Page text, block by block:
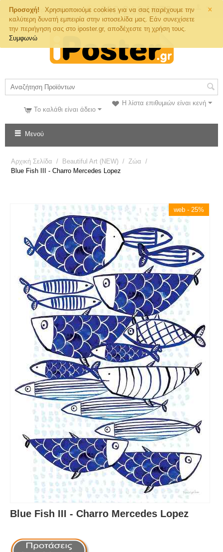
×
Προσοχή!
Χρησιμοποιούμε cookies για να σας παρέχουμε την
καλύτερη δυνατή εμπειρία στην ιστοσελίδα μας. Εάν συνεχίσετε
την περιήγηση σας στο iposter.gr, αποδέχεστε τη χρήση τους.
Συμφωνώ
Τηλ. Παραγγελιών
Η λίστα επιθυμιών είναι κενή
Το καλάθι είναι άδειο
Μενού
Αρχική Σελίδα / Beautiful Art (NEW) / Ζώα /
Blue Fish III - Charro Mercedes Lopez
web - 25%
Blue Fish III - Charro Mercedes Lopez